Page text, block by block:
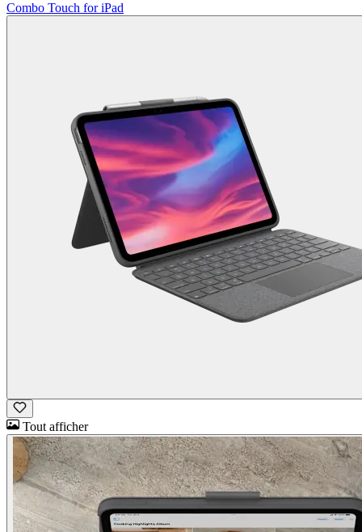
Combo Touch for iPad
Tout afficher